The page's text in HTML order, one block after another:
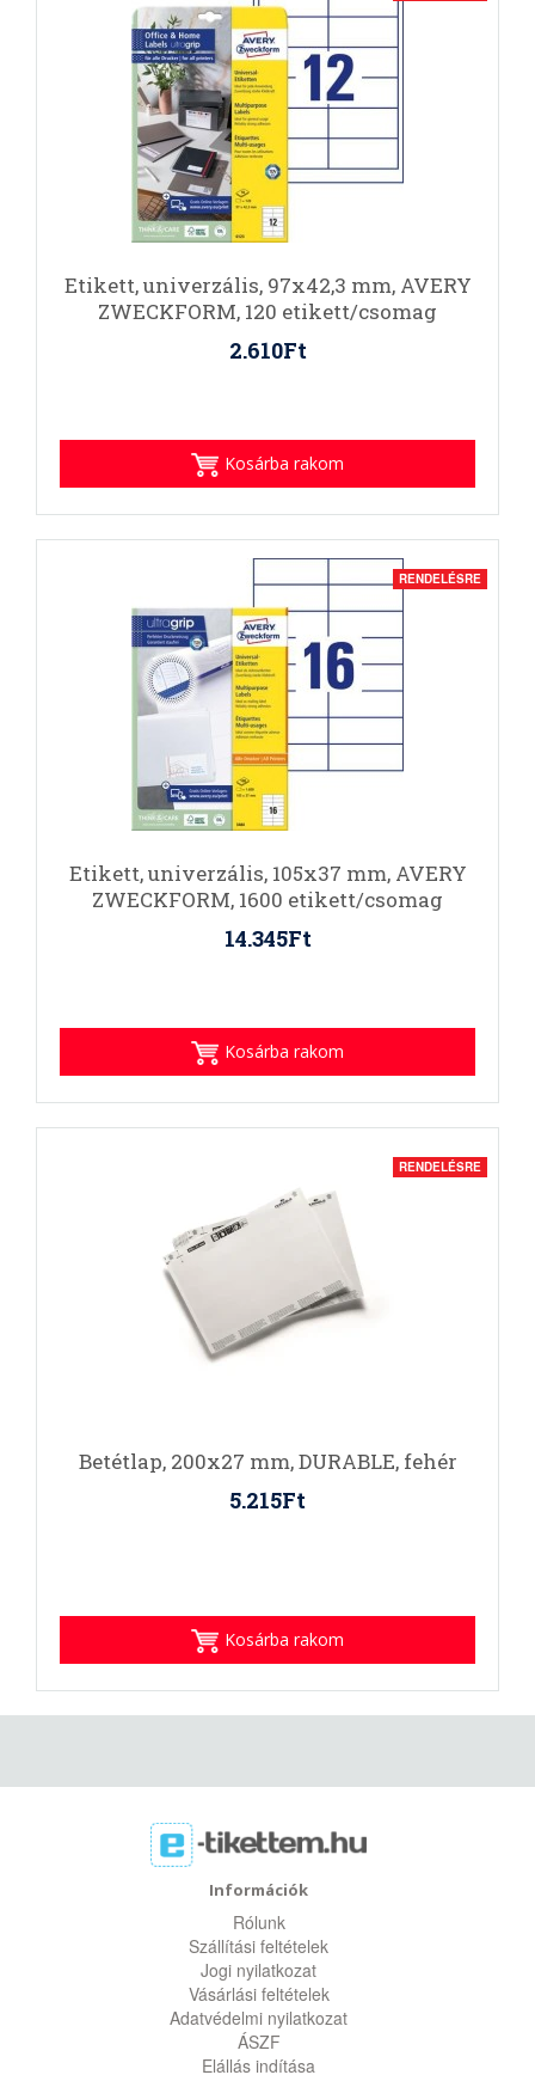
Etikett, univerzális, 97x42,3 mm, AVERY
ZWECKFORM, 120 etikett/csomag
2.610Ft
Kosárba rakom
RENDELÉSRE
Etikett, univerzális, 105x37 mm, AVERY
ZWECKFORM, 1600 etikett/csomag
14.345Ft
Kosárba rakom
RENDELÉSRE
Betétlap, 200x27 mm, DURABLE, fehér
5.215Ft
Kosárba rakom
Információk
Rólunk
Szállítási feltételek
Jogi nyilatkozat
Vásárlási feltételek
Adatvédelmi nyilatkozat
ÁSZF
Elállás indítása